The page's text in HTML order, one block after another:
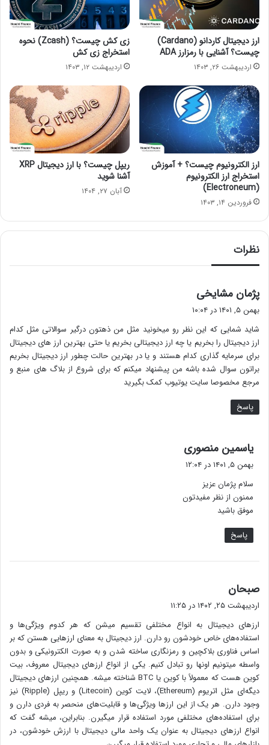
ارز دیجیتال کاردانو (Cardano)
چیست؟ آشنایی با رمزارز ADA
اردیبهشت ۲۶, ۱۴۰۳
زی کش چیست؟ (Zcash) نحوه
استخراج زی کش
اردیبهشت ۱۲, ۱۴۰۳
ارز الکترونیوم چیست؟ + آموزش
استخراج ارز الکترونیوم
(Electroneum)
فروردین ۱۴, ۱۴۰۳
ریپل چیست؟ با ارز دیجیتال XRP
آشنا شوید
آبان ۲۷, ۱۴۰۴
نظرات
پژمان مشایخی
ف
:
بهمن ۵, ۱۴۰۱ در ۱۰:۰۴
شاید شمایی که این نظر رو میخونید مثل من ذهتون درگیر سوالاتی مثل کدام
ارز دیجیتال را بخریم یا چه ارز دیجیتالی بخریم یا حتی بهترین ارز های دیجیتال
برای سرمایه گذاری کدام هستند و یا در بهترین حالت چطور ارز دیجیتال بخریم
براتون سوال شده باشه من پیشنهاد میکنم که برای شروع از بلاگ های منبع و
مرجع مخصوصا سایت یوتیوب کمک بگیرید
پاسخ
یاسمین منصوری
بهمن ۵, ۱۴۰۱ در ۱۲:۰۴
سلام پژمان عزیز
ممنون از نظر مفیدتون
موفق باشید
پاسخ
صبحان
:
اردیبهشت ۲۵, ۱۴۰۲ در ۱۱:۲۵
ارزهای دیجیتال به انواع مختلفی تقسیم میشن که هر کدوم ویژگی‌ها و
استفاده‌های خاص خودشون رو دارن. ارز دیجیتال به معنای ارزهایی هستن که بر
اساس فناوری بلاکچین و رمزنگاری ساخته شدن و به صورت الکترونیکی و بدون
واسطه میتونیم اونها رو تبادل کنیم. یکی از انواع ارزهای دیجیتال معروف، بیت
کوین هست که معمولاً با کوین یا BTC شناخته میشه. همچنین ارزهای دیجیتال
دیگه‌ای مثل اتریوم (Ethereum)، لایت کوین (Litecoin) و ریپل (Ripple) نیز
وجود دارن. هر یک از این ارزها ویژگی‌ها و قابلیت‌های منحصر به فردی دارن و
برای استفاده‌های مختلفی مورد استفاده قرار میگیرن. بنابراین، میشه گفت که
انواع ارزهای دیجیتال به عنوان یک واحد مالی دیجیتال با ارزش خودشون، در